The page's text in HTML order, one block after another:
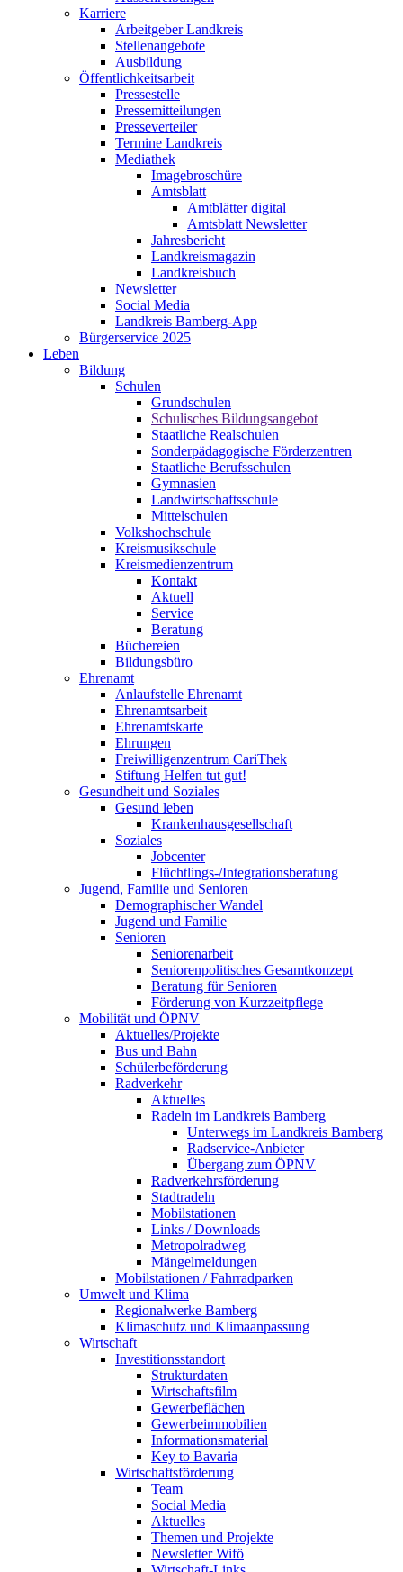
Karriere
Arbeitgeber Landkreis
Stellenangebote
Ausbildung
Öffentlichkeitsarbeit
Pressestelle
Pressemitteilungen
Presseverteiler
Termine Landkreis
Mediathek
Imagebroschüre
Amtsblatt
Amtblätter digital
Amtsblatt Newsletter
Jahresbericht
Landkreismagazin
Landkreisbuch
Newsletter
Social Media
Landkreis Bamberg-App
Bürgerservice 2025
Leben
Bildung
Schulen
Grundschulen
Schulisches Bildungsangebot
Staatliche Realschulen
Sonderpädagogische Förderzentren
Staatliche Berufsschulen
Gymnasien
Landwirtschaftsschule
Mittelschulen
Volkshochschule
Kreismusikschule
Kreismedienzentrum
Kontakt
Aktuell
Service
Beratung
Büchereien
Bildungsbüro
Ehrenamt
Anlaufstelle Ehrenamt
Ehrenamtsarbeit
Ehrenamtskarte
Ehrungen
Freiwilligenzentrum CariThek
Stiftung Helfen tut gut!
Gesundheit und Soziales
Gesund leben
Krankenhausgesellschaft
Soziales
Jobcenter
Flüchtlings-/Integrationsberatung
Jugend, Familie und Senioren
Demographischer Wandel
Jugend und Familie
Senioren
Seniorenarbeit
Seniorenpolitisches Gesamtkonzept
Beratung für Senioren
Förderung von Kurzzeitpflege
Mobilität und ÖPNV
Aktuelles/Projekte
Bus und Bahn
Schülerbeförderung
Radverkehr
Aktuelles
Radeln im Landkreis Bamberg
Unterwegs im Landkreis Bamberg
Radservice-Anbieter
Übergang zum ÖPNV
Radverkehrsförderung
Stadtradeln
Mobilstationen
Links / Downloads
Metropolradweg
Mängelmeldungen
Mobilstationen / Fahrradparken
Umwelt und Klima
Regionalwerke Bamberg
Klimaschutz und Klimaanpassung
Wirtschaft
Investitionsstandort
Strukturdaten
Wirtschaftsfilm
Gewerbeflächen
Gewerbeimmobilien
Informationsmaterial
Key to Bavaria
Wirtschaftsförderung
Team
Social Media
Aktuelles
Themen und Projekte
Newsletter Wifö